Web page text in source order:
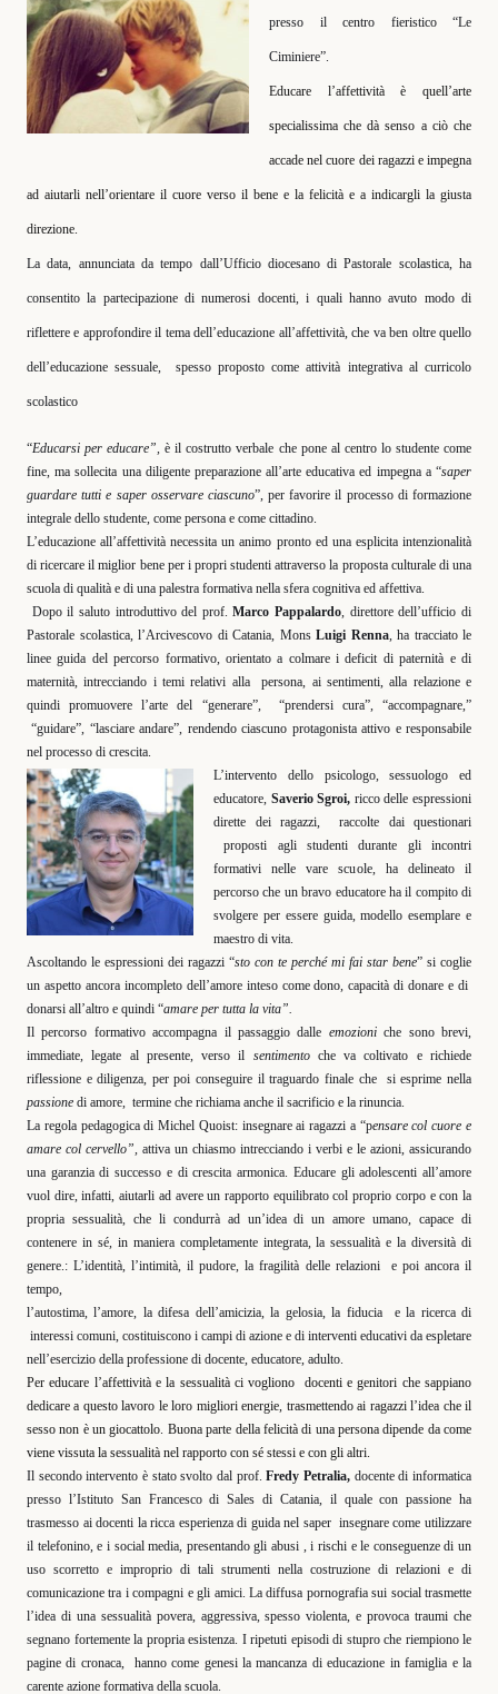
presso il centro fieristico “Le
Ciminiere”.
Educare l’affettività è quell’arte
specialissima che dà senso a ciò che
accade nel cuore dei ragazzi e impegna
ad aiutarli nell’orientare il cuore verso il bene e la felicità e a indicargli la giusta
direzione.
La data, annunciata da tempo dall’Ufficio diocesano di Pastorale scolastica, ha
consentito la partecipazione di numerosi docenti, i quali hanno avuto modo di
riflettere e approfondire il tema dell’educazione all’affettività, che va ben oltre quello
dell’educazione sessuale, spesso proposto come attività integrativa al curricolo
scolastico
“Educarsi per educare”, è il costrutto verbale che pone al centro lo studente come
fine, ma sollecita una diligente preparazione all’arte educativa ed impegna a “saper
guardare tutti e saper osservare ciascuno”, per favorire il processo di formazione
integrale dello studente, come persona e come cittadino.
L’educazione all’affettività necessita un animo pronto ed una esplicita intenzionalità
di ricercare il miglior bene per i propri studenti attraverso la proposta culturale di una
scuola di qualità e di una palestra formativa nella sfera cognitiva ed affettiva.
Dopo il saluto introduttivo del prof.Marco Pappalardo , direttore dell’ufficio di
Pastorale scolastica, l’Arcivescovo di Catania, Mons Luigi Renna, ha tracciato le
linee guida del percorso formativo, orientato a colmare i deficit di paternità e di
maternità, intrecciando i temi relativi alla
persona, ai sentimenti, alla relazione e
quindi promuovere l’arte del “generare”,
“prendersi cura”, “accompagnare,”
“guidare”, “lasciare andare”, rendendo ciascuno protagonista attivo e responsabile
nel processo di crescita.
L’intervento dello psicologo, sessuologo ed
educatore, Saverio Sgroi, ricco delle espressioni
dirette dei ragazzi,
raccolte dai questionari
proposti agli studenti durante gli incontri
formativi nelle vare scuole, ha delineato il
percorso che un bravo educatore ha il compito di
svolgere per essere guida, modello esemplare e
maestro di vita.
Ascoltando le espressioni dei ragazzi “sto con te perché mi fai star bene” si coglie
un aspetto ancora incompleto dell’amore inteso come dono, capacità di donare e di
donarsi all’altro e quindi “amare per tutta la vita”.
Il percorso formativo accompagna il passaggio dalle emozioniche sono brevi,
immediate, legate al presente, verso il sentimento che va coltivato e richiede
riflessione e diligenza, per poi conseguire il traguardo finale che
si esprime nella
passione di amore,
termine che richiama anche il sacrificio e la rinuncia.
La regola pedagogica di Michel Quoist: insegnare ai ragazzi a “pensare col cuore e
amare col cervello”, attiva un chiasmo intrecciando i verbi e le azioni, assicurando
una garanzia di successo e di crescita armonica. Educare gli adolescenti all’amore
vuol dire, infatti, aiutarli ad avere un rapporto equilibrato col proprio corpo e con la
propria sessualità, che li condurrà ad un’idea di un amore umano, capace di
contenere in sé, in maniera completamente integrata, la sessualità e la diversità di
genere.: L’identità, l’intimità, il pudore, la fragilità delle relazioni
e poi ancora il
tempo,
l’autostima, l’amore, la difesa dell’amicizia, la gelosia, la fiducia
e la ricerca di
interessi comuni, costituiscono i campi di azione e di interventi educativi da espletare
nell’esercizio della professione di docente, educatore, adulto.
Per educare l’affettività e la sessualità ci vogliono
docenti e genitori che sappiano
dedicare a questo lavoro le loro migliori energie, trasmettendo ai ragazzi l’idea che il
sesso non è un giocattolo. Buona parte della felicità di una persona dipende da come
viene vissuta la sessualità nel rapporto con sé stessi e con gli altri.
Il secondo intervento è stato svolto dal prof.Fredy Petralia, docente di informatica
presso l’Istituto San Francesco di Sales di Catania, il quale con passione ha
trasmesso ai docenti la ricca esperienza di guida nel saper insegnare come utilizzare
il telefonino, e i social media, presentando gli abusi , i rischi e le conseguenze di un
uso scorretto e improprio di tali strumenti nella costruzione di relazioni e di
comunicazione tra i compagni e gli amici. La diffusa pornografia sui social trasmette
l’idea di una sessualità povera, aggressiva, spesso violenta, e provoca traumi che
segnano fortemente la propria esistenza. I ripetuti episodi di stupro che riempiono le
pagine di cronaca,
hanno come genesi la mancanza di educazione in famiglia e la
carente azione formativa della scuola.